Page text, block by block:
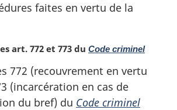
faites en vertu de la
art. 772 et 773 du Code criminel
772 (recouvrement en vertu
(incarcération en cas de
du bref) du Code criminel